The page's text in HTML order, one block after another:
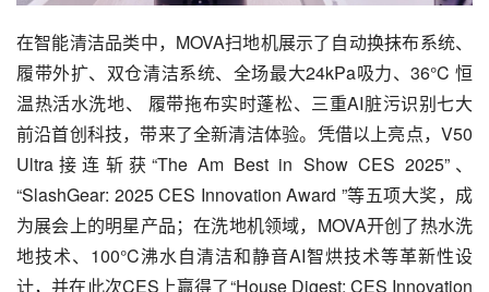
在智能清洁品类中，MOVA扫地机展示了自动换抹布系统、
履带外扩、双仓清洁系统、全场最大24kPa吸力、36°C 恒
温热活水洗地、 履带拖布实时蓬松、三重AI脏污识别七大
前沿首创科技，带来了全新清洁体验。凭借以上亮点，V50
Ultra接连斩获“The Am Best in Show CES 2025”、
“SlashGear: 2025 CES Innovation Award ”等五项大奖，成
为展会上的明星产品；在洗地机领域，MOVA开创了热水洗
地技术、100°C沸水自清洁和静音AI智烘技术等革新性设
计，并在此次CES上赢得了“House Digest: CES Innovation